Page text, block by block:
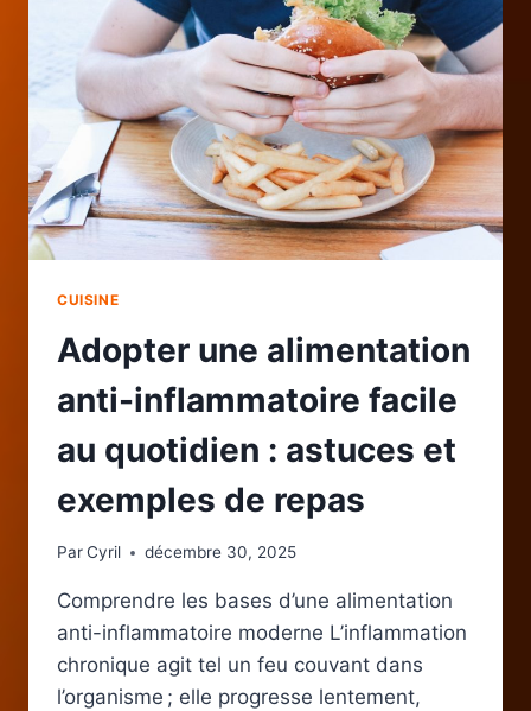
SAINS
ET
CONSEILS
D’ENTRETIEN
CUISINE
Adopter une alimentation
anti-inflammatoire facile
au quotidien : astuces et
exemples de repas
ParCyril décembre 30, 2025
Comprendre les bases d’une alimentation
anti-inflammatoire moderne L’inflammation
chronique agit tel un feu couvant dans
l’organisme ; elle progresse lentement,